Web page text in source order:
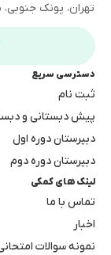
تهران، پونک جنوبی،
دسترسی سریع
ثبت نام
پیش دبستانی و
دبیرستان دوره اول
دبیرستان دوره دوم
لینک های کمکی
تماس با ما
اخبار
نمونه سوالات